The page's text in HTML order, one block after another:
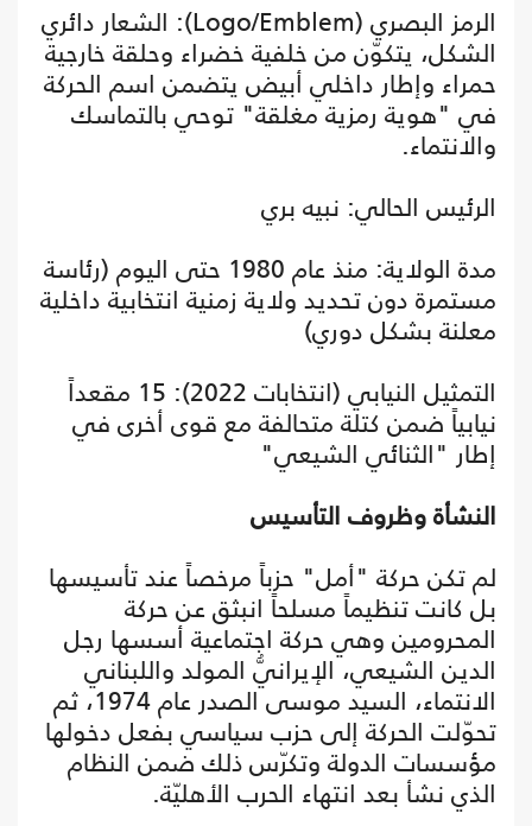
الرمز البصري (Logo/Emblem): الشعار دائري
الشكل، يتكوّن من خلفية خضراء وحلقة خارجية
حمراء وإطار داخلي أبيض يتضمن اسم الحركة
في "هوية رمزية مغلقة" توحي بالتماسك
والانتماء.
الرئيس الحالي: نبيه بري
مدة الولاية: منذ عام 1980 حتى اليوم (رئاسة
مستمرة دون تحديد ولاية زمنية انتخابية داخلية
معلنة بشكل دوري)
التمثيل النيابي (انتخابات 2022): 15 مقعداً
نيابياً ضمن كتلة متحالفة مع قوى أخرى في
إطار "الثنائي الشيعي"
النشأة وظروف التأسيس
لم تكن حركة "أمل" حزباً مرخصاً عند تأسيسها
بل كانت تنظيماً مسلحاً انبثق عن حركة
المحرومين وهي حركة اجتماعية أسسها رجل
الدين الشيعي، الإيرانيُّ المولد واللبناني
الانتماء، السيد موسى الصدر عام 1974، ثم
تحوّلت الحركة إلى حزب سياسي بفعل دخولها
مؤسسات الدولة وتكرّس ذلك ضمن النظام
الذي نشأ بعد انتهاء الحرب الأهليّة.